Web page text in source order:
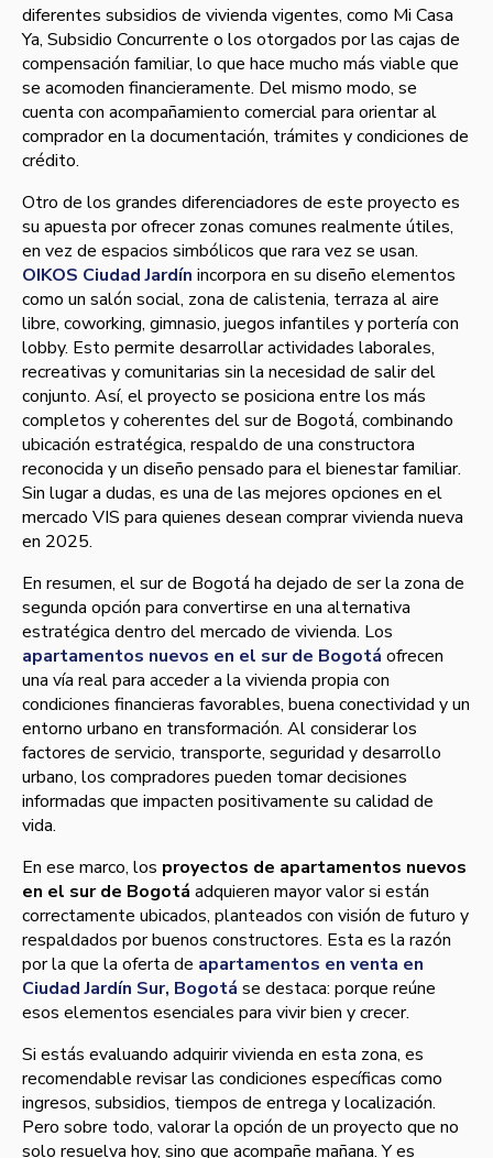
diferentes subsidios de vivienda vigentes, como Mi Casa
Ya, Subsidio Concurrente o los otorgados por las cajas de
compensación familiar, lo que hace mucho más viable que
se acomoden financieramente. Del mismo modo, se
cuenta con acompañamiento comercial para orientar al
comprador en la documentación, trámites y condiciones de
crédito.
Otro de los grandes diferenciadores de este proyecto es
su apuesta por ofrecer zonas comunes realmente útiles,
en vez de espacios simbólicos que rara vez se usan.
OIKOS Ciudad Jardín incorpora en su diseño elementos
como un salón social, zona de calistenia, terraza al aire
libre, coworking, gimnasio, juegos infantiles y portería con
lobby. Esto permite desarrollar actividades laborales,
recreativas y comunitarias sin la necesidad de salir del
conjunto. Así, el proyecto se posiciona entre los más
completos y coherentes del sur de Bogotá, combinando
ubicación estratégica, respaldo de una constructora
reconocida y un diseño pensado para el bienestar familiar.
Sin lugar a dudas, es una de las mejores opciones en el
mercado VIS para quienes desean comprar vivienda nueva
en 2025.
En resumen, el sur de Bogotá ha dejado de ser la zona de
segunda opción para convertirse en una alternativa
estratégica dentro del mercado de vivienda. Los
apartamentos nuevos en el sur de Bogotá ofrecen
una vía real para acceder a la vivienda propia con
condiciones financieras favorables, buena conectividad y un
entorno urbano en transformación. Al considerar los
factores de servicio, transporte, seguridad y desarrollo
urbano, los compradores pueden tomar decisiones
informadas que impacten positivamente su calidad de
vida.
En ese marco, los proyectos de apartamentos nuevos
en el sur de Bogotá adquieren mayor valor si están
correctamente ubicados, planteados con visión de futuro y
respaldados por buenos constructores. Esta es la razón
por la que la oferta de apartamentos en venta en
Ciudad Jardín Sur, Bogotá se destaca: porque reúne
esos elementos esenciales para vivir bien y crecer.
Si estás evaluando adquirir vivienda en esta zona, es
recomendable revisar las condiciones específicas como
ingresos, subsidios, tiempos de entrega y localización.
Pero sobre todo, valorar la opción de un proyecto que no
solo resuelva hoy, sino que acompañe mañana. Y es